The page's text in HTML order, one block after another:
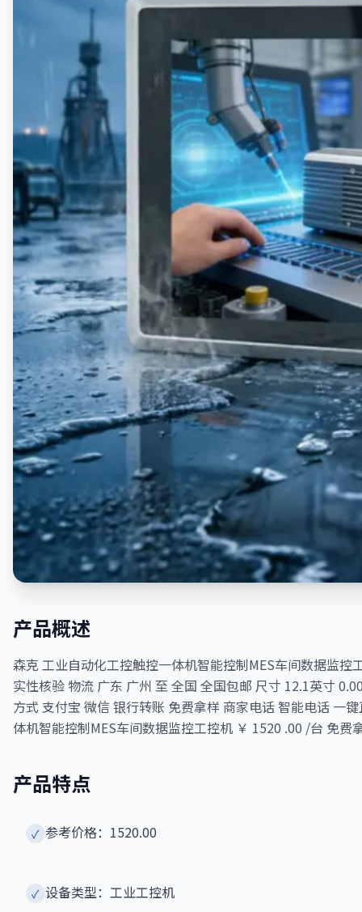
产品概述
森克 工业自动化工控触控一体机智能控制MES车间数据监
实性核验 物流 广东 广州 至 全国 全国包邮 尺寸 12.1英寸
方式 支付宝 微信 银行转账 免费拿样 商家电话 智能电话 一
体机智能控制MES车间数据监控工控机 ￥ 1520 .00 /台 免
产品特点
✓ 参考价格：1520.00
✓ 设备类型：工业工控机